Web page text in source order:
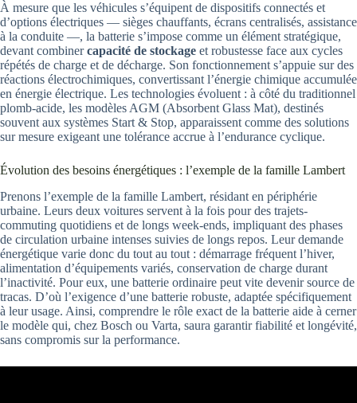
À mesure que les véhicules s’équipent de dispositifs connectés et
d’options électriques — sièges chauffants, écrans centralisés, assistance
à la conduite —, la batterie s’impose comme un élément stratégique,
devant combinercapacité de stockage et robustesse face aux cycles
répétés de charge et de décharge. Son fonctionnement s’appuie sur des
réactions électrochimiques, convertissant l’énergie chimique accumulée
en énergie électrique. Les technologies évoluent : à côté du traditionnel
plomb-acide, les modèles AGM (Absorbent Glass Mat), destinés
souvent aux systèmes Start & Stop, apparaissent comme des solutions
sur mesure exigeant une tolérance accrue à l’endurance cyclique.
Évolution des besoins énergétiques : l’exemple de la famille Lambert
Prenons l’exemple de la famille Lambert, résidant en périphérie
urbaine. Leurs deux voitures servent à la fois pour des trajets-
commuting quotidiens et de longs week-ends, impliquant des phases
de circulation urbaine intenses suivies de longs repos. Leur demande
énergétique varie donc du tout au tout : démarrage fréquent l’hiver,
alimentation d’équipements variés, conservation de charge durant
l’inactivité. Pour eux, une batterie ordinaire peut vite devenir source de
tracas. D’où l’exigence d’une batterie robuste, adaptée spécifiquement
à leur usage. Ainsi, comprendre le rôle exact de la batterie aide à cerner
le modèle qui, chez Bosch ou Varta, saura garantir fiabilité et longévité,
sans compromis sur la performance.